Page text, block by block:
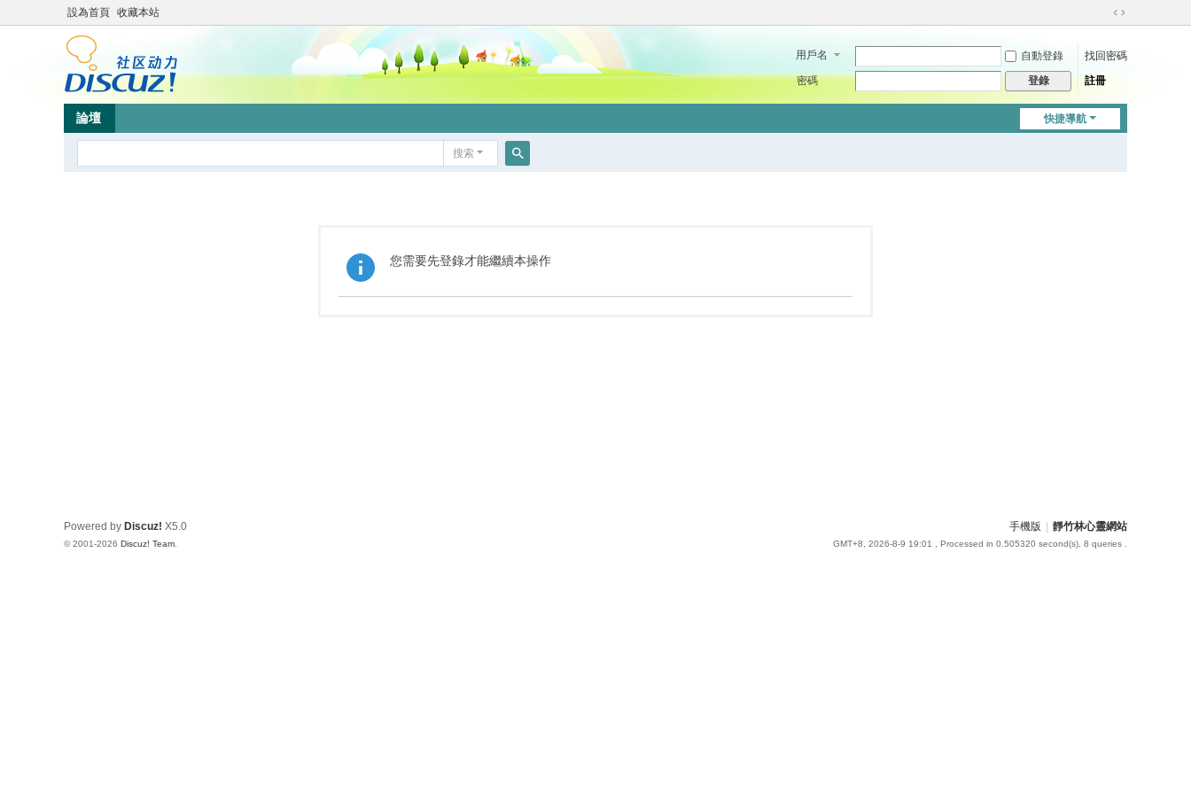
設為首頁 收藏本站
切
到
用戶名 自動登錄
找回密碼
密碼
登錄 註冊
快捷導航
論壇
搜索
您需要先登錄才能繼續本操作
手機版 靜竹林心靈網站
GMT+8, 2026-8-9 19:01 , Processed in 0.505320 second(s), 8 queries .
Powered by Discuz! X5.0
© 2001-2026 Discuz! Team